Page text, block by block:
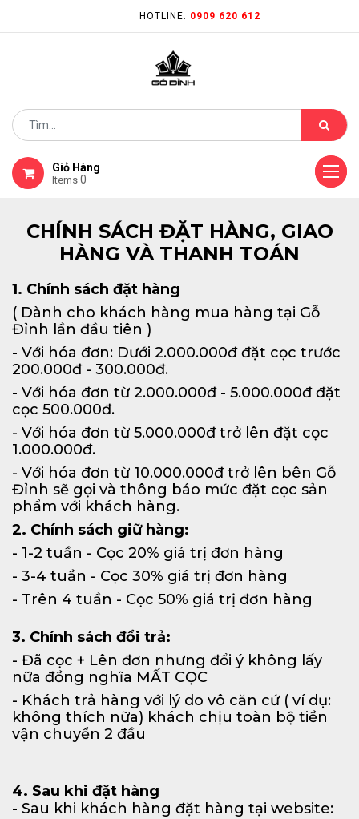
HOTLINE: 0909 620 612
Giỏ Hàng
Items 0
CHÍNH SÁCH ĐẶT HÀNG, GIAO
HÀNG VÀ THANH TOÁN
1. Chính sách đặt hàng
( Dành cho khách hàng mua hàng tại Gỗ
Đỉnh lần đầu tiên )
- Với hóa đơn: Dưới 2.000.000đ đặt cọc trước
200.000đ - 300.000đ.
- Với hóa đơn từ 2.000.000đ - 5.000.000đ đặt
cọc 500.000đ.
- Với hóa đơn từ 5.000.000đ trở lên đặt cọc
1.000.000đ.
- Với hóa đơn từ 10.000.000đ trở lên bên Gỗ
Đỉnh sẽ gọi và thông báo mức đặt cọc sản
phẩm với khách hàng.
2. Chính sách giữ hàng:
- 1-2 tuần - Cọc 20% giá trị đơn hàng
- 3-4 tuần - Cọc 30% giá trị đơn hàng
- Trên 4 tuần - Cọc 50% giá trị đơn hàng
3. Chính sách đổi trả:
- Đã cọc + Lên đơn nhưng đổi ý không lấy
nữa đồng nghĩa MẤT CỌC
- Khách trả hàng với lý do vô căn cứ ( ví dụ:
không thích nữa) khách chịu toàn bộ tiền
vận chuyển 2 đầu
4. Sau khi đặt hàng
- Sau khi khách hàng đặt hàng tại website: